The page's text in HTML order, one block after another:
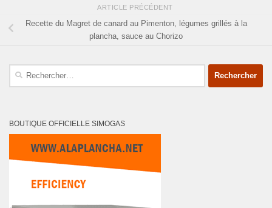
ARTICLE PRÉCÉDENT
Recette du Magret de canard au Pimenton, légumes grillés à la
plancha, sauce au Chorizo
Rechercher :
BOUTIQUE OFFICIELLE SIMOGAS